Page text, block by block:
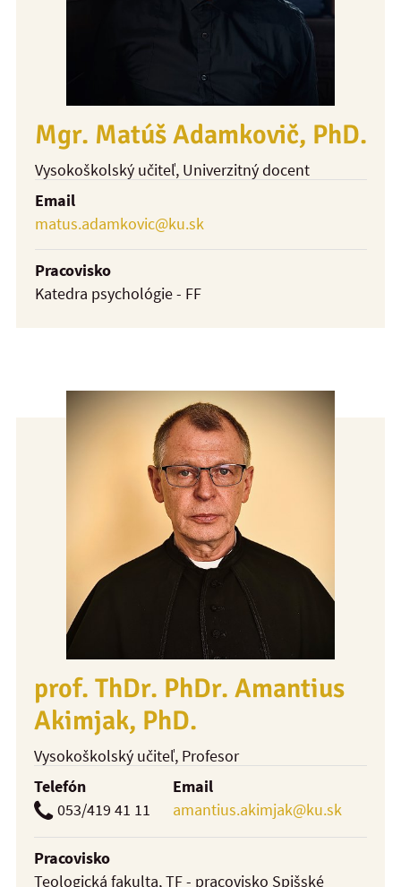
Mgr. Matúš Adamkovič, PhD.
Vysokoškolský učiteľ, Univerzitný docent
Email
matus.adamkovic@ku.sk
Pracovisko
Katedra psychológie - FF
prof. ThDr. PhDr. Amantius
Akimjak, PhD.
Vysokoškolský učiteľ, Profesor
Telefón
053/419 41 11
Email
amantius.akimjak@ku.sk
Pracovisko
Teologická fakulta, TF - pracovisko Spišské